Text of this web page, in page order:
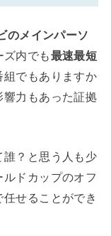
のメインパーソ
内でも最速最短
でもありますか
響力もあった証拠
？と思う人も少
ドカップのオフ
せることができ